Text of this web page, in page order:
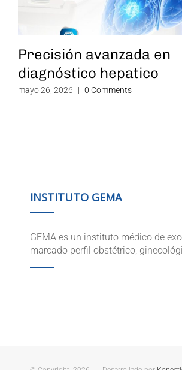
Precisión avanzada en
diagnóstico hepatico
mayo 26, 2026 | 0 Comments
INSTITUTO GEMA
GEMA es un instituto médico de
marcado perfil obstétrico,